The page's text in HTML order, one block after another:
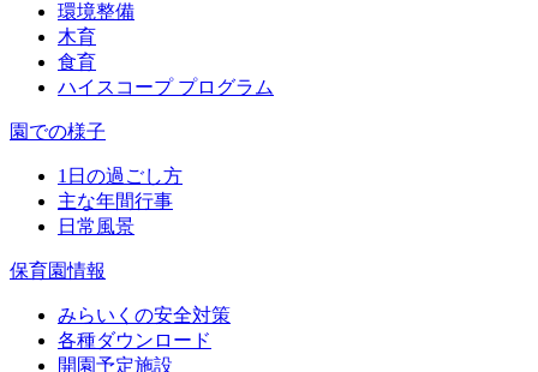
環境整備
木育
食育
ハイスコープ プログラム
園での様子
1日の過ごし方
主な年間行事
日常風景
保育園情報
みらいくの安全対策
各種ダウンロード
開園予定施設